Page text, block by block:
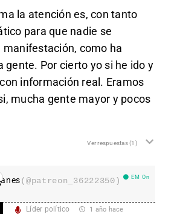
la atención es, con tanto
para que nadie se
manifestación, como ha
gente. Por cierto yo si he ido y
información real. Eramos
mucha gente mayor y pocos
Ver respuestas(1)
(@patreon_36222350) EM On
Líder político 1 año hace